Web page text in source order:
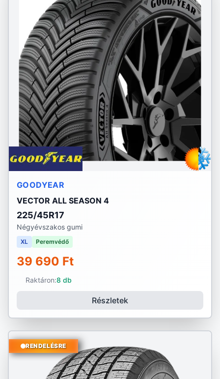
GOODYEAR
VECTOR ALL SEASON 4
225/45R17
Négyévszakos gumi
XL Peremvédő
39 690 Ft
Raktáron:8 db
Részletek
RENDELÉSRE